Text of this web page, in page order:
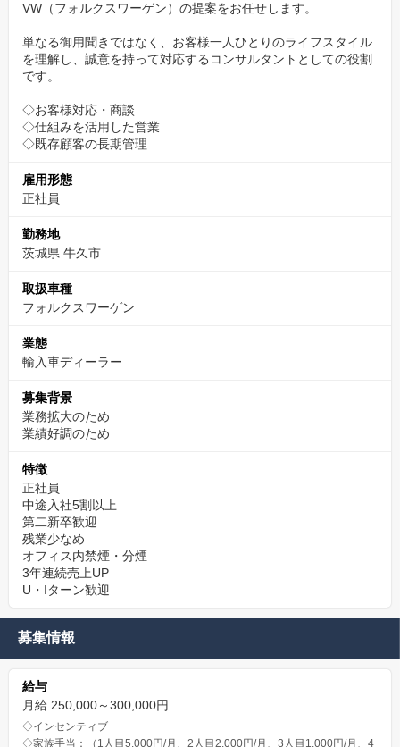
セールスに留まらず、将来的にはチームをまとめるマネージャー
や、拠点をまとめる店長へのステップアップも可能です。
✅【まずはWebカジュアル面談から】
まずは一度、お話だけでも聞きに来ませんか？
履歴書や職務経歴書の準備は不要です。
スーツも不要です。リラックスした服装でご参加ください。
▼カジュアル面談のご予約はこちらから（約1分で完了！）▼
※URLをコピー＆ペーストしてご予約ください。
（「応募する」ボタンからのエントリーも、もちろん大歓迎で
す！）
VW（フォルクスワーゲン）の提案をお任せします。
単なる御用聞きではなく、お客様一人ひとりのライフスタイル
を理解し、誠意を持って対応するコンサルタントとしての役割
です。
◇お客様対応・商談
◇仕組みを活用した営業
◇既存顧客の長期管理
雇用形態
正社員
勤務地
茨城県 牛久市
取扱車種
フォルクスワーゲン
業態
輸入車ディーラー
募集背景
業務拡大のため
業績好調のため
特徴
正社員
中途入社5割以上
第二新卒歓迎
残業少なめ
オフィス内禁煙・分煙
3年連続売上UP
U・Iターン歓迎
募集情報
給与
月給 250,000～300,000円
◇インセンティブ
◇家族手当：（1人目5,000円/月、2人目2,000円/月、3人目1,000円/月、4